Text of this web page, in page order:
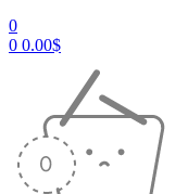
0
0 0.00$